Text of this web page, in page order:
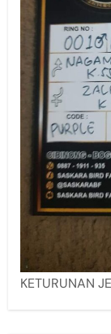
KETURUNAN